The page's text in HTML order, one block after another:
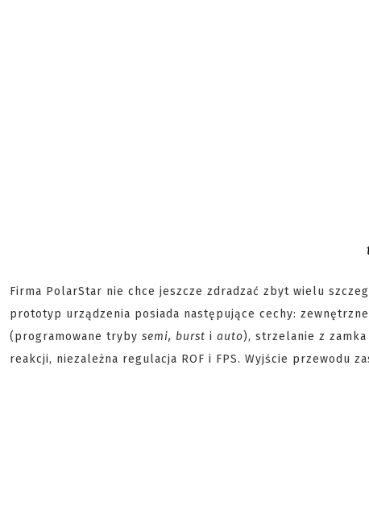
Firma PolarStar nie chce jeszcze zdradzać zbyt wielu
prototyp urządzenia posiada następujące cechy:
(programowane tryby semi, burst i auto), strzelanie z
reakcji, niezależna regulacja ROF i FPS. Wyjście przewodu